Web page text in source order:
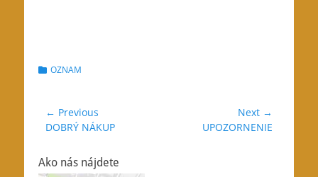
Categories
OZNAM
Navigácia
v
← Previous
Previous
DOBRÝ NÁKUP
Next →
UPOZORNENIE
Ako nás nájdete